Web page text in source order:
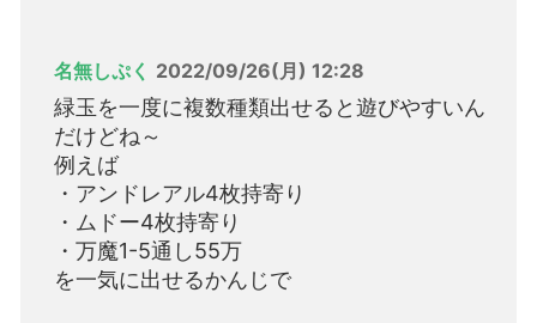
名無しぷく 2022/09/26(月) 12:28
緑玉を一度に複数種類出せると遊びやすいん
だけどね～
例えば
・アンドレアル4枚持寄り
・ムドー4枚持寄り
・万魔1-5通し55万
を一気に出せるかんじで